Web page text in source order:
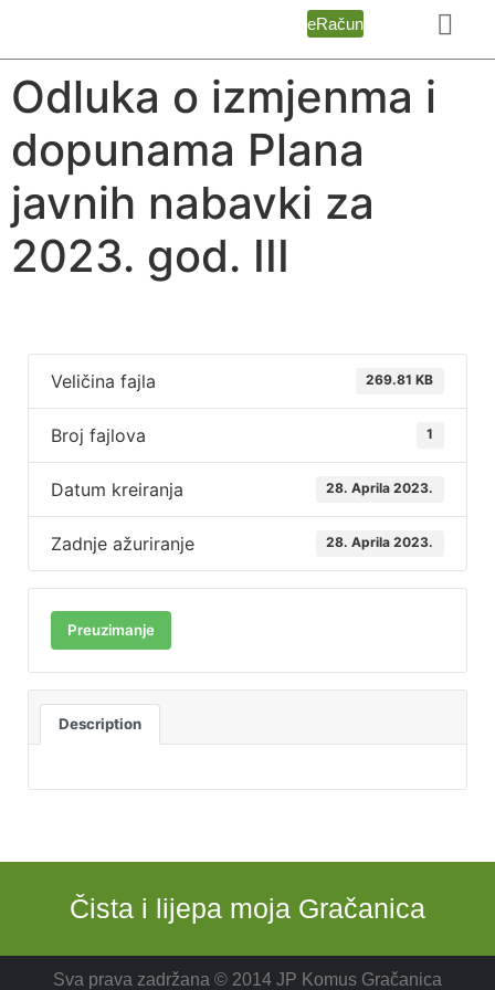
eRačun
Odluka o izmjenma i
dopunama Plana
javnih nabavki za
2023. god. III
Veličina fajla 269.81 KB
Broj fajlova 1
Datum kreiranja 28. Aprila 2023.
Zadnje ažuriranje 28. Aprila 2023.
Preuzimanje
Description
Čista i lijepa moja Gračanica
Sva prava zadržana © 2014 JP Komus Gračanica